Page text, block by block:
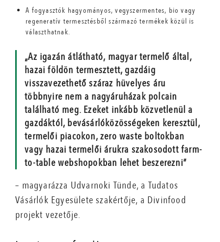
A fogyasztók hagyományos, vegyszermentes, bio vagy
regeneratív termesztésből származó termékek közül is
választhatnak.
„Az igazán átlátható, magyar termelő által,
hazai földön termesztett, gazdáig
visszavezethető száraz hüvelyes áru
többnyire nem a nagyáruházak polcain
található meg. Ezeket inkább közvetlenül a
gazdáktól, bevásárlóközösségeken keresztül,
termelői piacokon, zero waste boltokban
vagy hazai termelői árukra szakosodott farm-
to-table webshopokban lehet beszerezni”
– magyarázza Udvarnoki Tünde, a Tudatos
Vásárlók Egyesülete szakértője, a Divinfood
projekt vezetője.